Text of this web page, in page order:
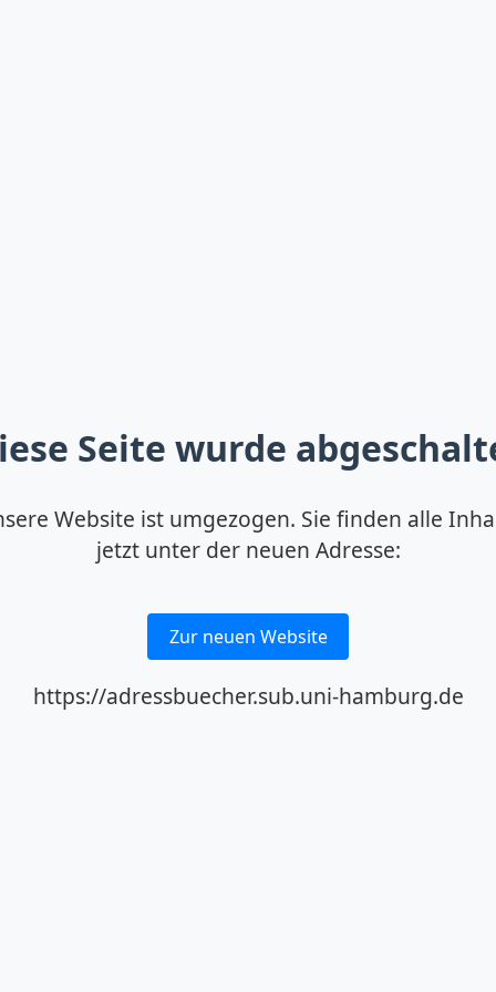
Seite wurde
Website ist umgezogen. Sie finden alle
jetzt unter der neuen Adresse:
Zur neuen Website
https://adressbuecher.sub.uni-hamburg.de